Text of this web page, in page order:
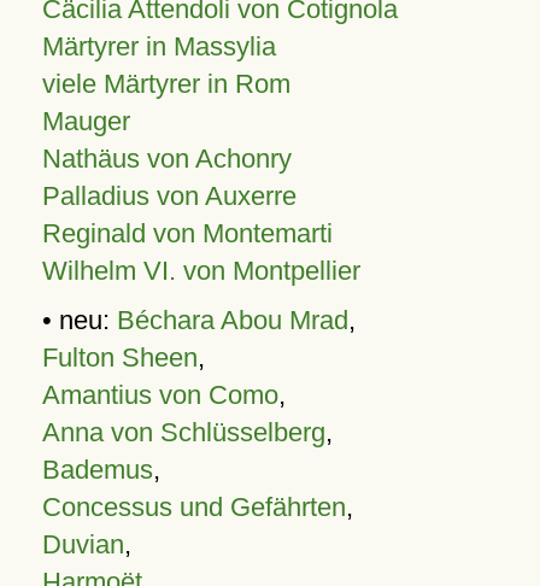
Cäcilia Attendoli von Cotignola
Märtyrer in Massylia
viele Märtyrer in Rom
Mauger
Nathäus von Achonry
Palladius von Auxerre
Reginald von Montemarti
Wilhelm VI. von Montpellier
• neu: Béchara Abou Mrad,
Fulton Sheen,
Amantius von Como,
Anna von Schlüsselberg,
Bademus,
Concessus und Gefährten,
Duvian,